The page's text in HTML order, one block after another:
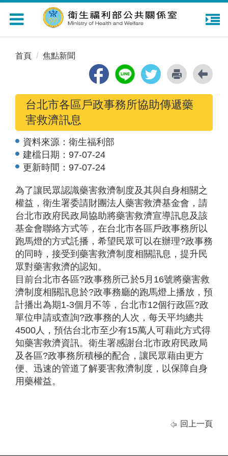
Toggle
navigation
首頁 焦點新聞
台北市各區戶政事務所協助傳遞藥
害救濟訊息
資料來源： 衛生福利部
建檔日期： 97-07-24
更新時間： 97-07-24
為了讓民眾認識藥害救濟制度及其與自身相關之
權益，衛生署委請財團法人藥害救濟基金會，請
台北市政府民政局協助將藥害救濟宣導訊息及該
基金會聯絡方式等，在台北市各區戶政事務所以
跑馬燈的方式託播，希望民眾可以在辦理?政事務
的同時，接受到藥害救濟制度相關訊息，提升民
眾對藥害救濟的認知。
目前台北市各區?政事務所己於5月16號將藥害救
濟制度相關訊息於?政事務廳的跑馬燈上播放，預
計播出為期1-3個月不等，台北市12個行政區?政
單位申請或查詢?政事務的人次，每天平均總共
4500人，預估台北市至少有15萬人可藉此方式得
知藥害救濟資訊。衛生署感謝台北市政府民政局
及各區?政事務所積極的配合，讓民眾藉由更方
便、迅速的管道了解要害救濟制度，以保障自身
用藥權益。
回上一頁